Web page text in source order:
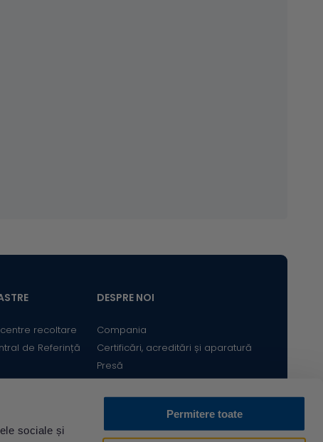
sociale și
Permitere toate
recoltare
de Referință
DESPRE NOI
Compania
Certificări, acreditări și aparatură
Presă
Satisfacția Clientului
Cariere
Descarcă din Acum pe
Bine ai revenit! Sunt